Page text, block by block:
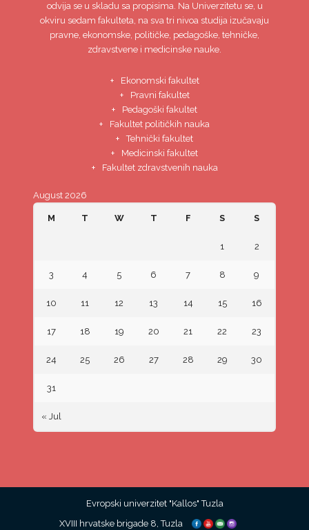
odvija se u skladu sa propisima. Na Univerzitetu se, u
okviru sedam fakulteta, na sva tri nivoa studija izučavaju
pravne, ekonomske, političke, pedagoške, tehničke,
zdravstvene i medicinske nauke.
Ekonomski fakultet
Pravni fakultet
Pedagoški fakultet
Fakultet političkih nauka
Tehnički fakultet
Medicinski fakultet
Fakultet zdravstvenih nauka
August 2026
M T W T F S S
« Jul
1 2
3 4 5 6 7 8 9
10 11 12 13 14 15 16
17 18 19 20 21 22 23
24 25 26 27 28 29 30
31
Evropski univerzitet "Kallos" Tuzla
XVIII hrvatske brigade 8, Tuzla